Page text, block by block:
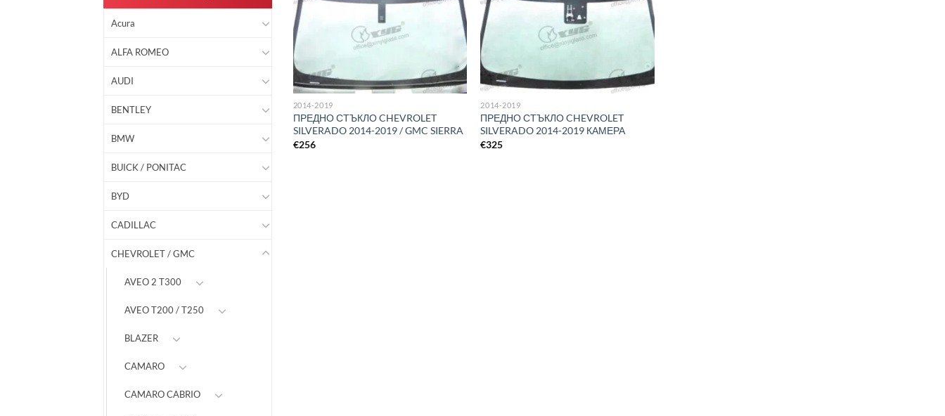
Acura
ALFA ROMEO
AUDI
BENTLEY
BMW
BUICK / PONITAC
BYD
CADILLAC
CHEVROLET / GMC
AVEO 2 T300
AVEO T200 / T250
BLAZER
CAMARO
CAMARO CABRIO
2014-2019
ПРЕДНО СТЪКЛО CHEVROLET
SILVERADO 2014-2019 / GMC SIERRA
€256
2014-2019
ПРЕДНО СТЪКЛО CHEVROLET
SILVERADO 2014-2019 КАМЕРА
€325